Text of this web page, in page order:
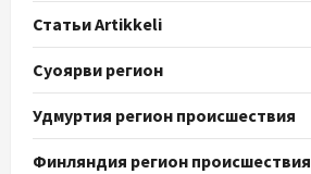
Статьи Artikkeli
Суоярви регион
Удмуртия регион происшествия
Финляндия регион происшествия